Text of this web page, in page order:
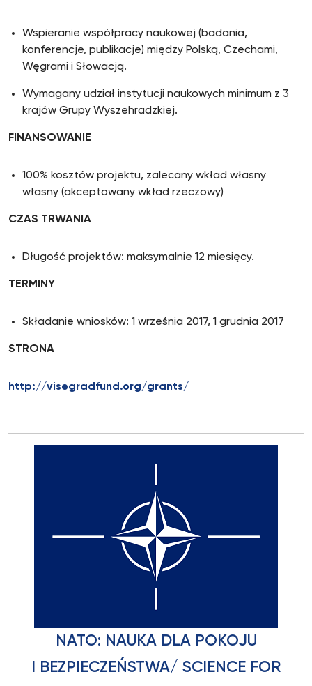
Wspieranie współpracy naukowej (badania,
konferencje, publikacje) między Polską, Czechami,
Węgrami i Słowacją.
Wymagany udział instytucji naukowych minimum z 3
krajów Grupy Wyszehradzkiej.
FINANSOWANIE
100% kosztów projektu, zalecany wkład własny
własny (akceptowany wkład rzeczowy)
CZAS TRWANIA
Długość projektów: maksymalnie 12 miesięcy.
TERMINY
Składanie wniosków: 1 września 2017, 1 grudnia 2017
STRONA
http://visegradfund.org/grants/
NATO: NAUKA DLA POKOJU
I BEZPIECZEŃSTWA/ SCIENCE FOR